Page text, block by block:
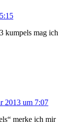
kumpels mag ich
2013 um 7:07
merke ich mir